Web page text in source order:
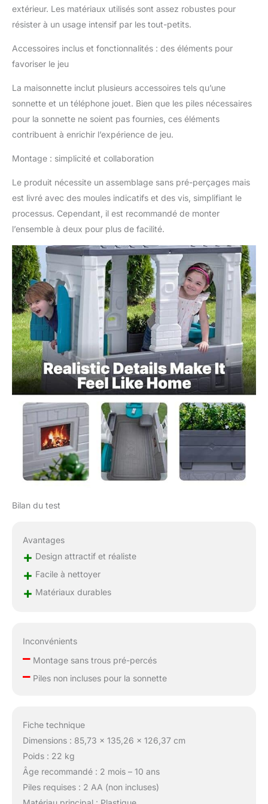
sorte que vous pouvez
jouer avec elle en toute
confiance et l'entretenir
facilement. STEP2:
amusants et éducatifs
pour les enfants âgés
de 9 mois à 10 ans.
Pour jouer et apprendre
à l'intérieur et à
comprend des tables
jeu et des équipements
de jeu. En plus d'être
incroyablement
les jouets Step2 sont
également robustes et
sûrs. Ainsi, en tant que
parent, vous pouvez
vous asseoir en toute
tranquillité pendant que
vos enfants s'amusent.
Idéal
extérieur. Les matériaux utilisés sont assez robustes pour
résister à un usage intensif par les tout-petits.
Accessoires inclus et fonctionnalités : des éléments pour
favoriser le jeu
La maisonnette inclut plusieurs accessoires tels qu’une
sonnette et un téléphone jouet. Bien que les piles nécessaires
pour la sonnette ne soient pas fournies, ces éléments
contribuent à enrichir l’expérience de jeu.
Montage : simplicité et collaboration
Le produit nécessite un assemblage sans pré-perçages mais
est livré avec des moules indicatifs et des vis, simplifiant le
processus. Cependant, il est recommandé de monter
l’ensemble à deux pour plus de facilité.
Bilan du test
Avantages
+ Design attractif et réaliste
+ Facile à nettoyer
+ Matériaux durables
Inconvénients
–Montage sans trous pré-percés
–Piles non incluses pour la sonnette
Fiche technique
Dimensions : 85,73 x 135,26 x 126,37 cm
Poids : 22 kg
Âge recommandé : 2 mois – 10 ans
Piles requises : 2 AA (non incluses)